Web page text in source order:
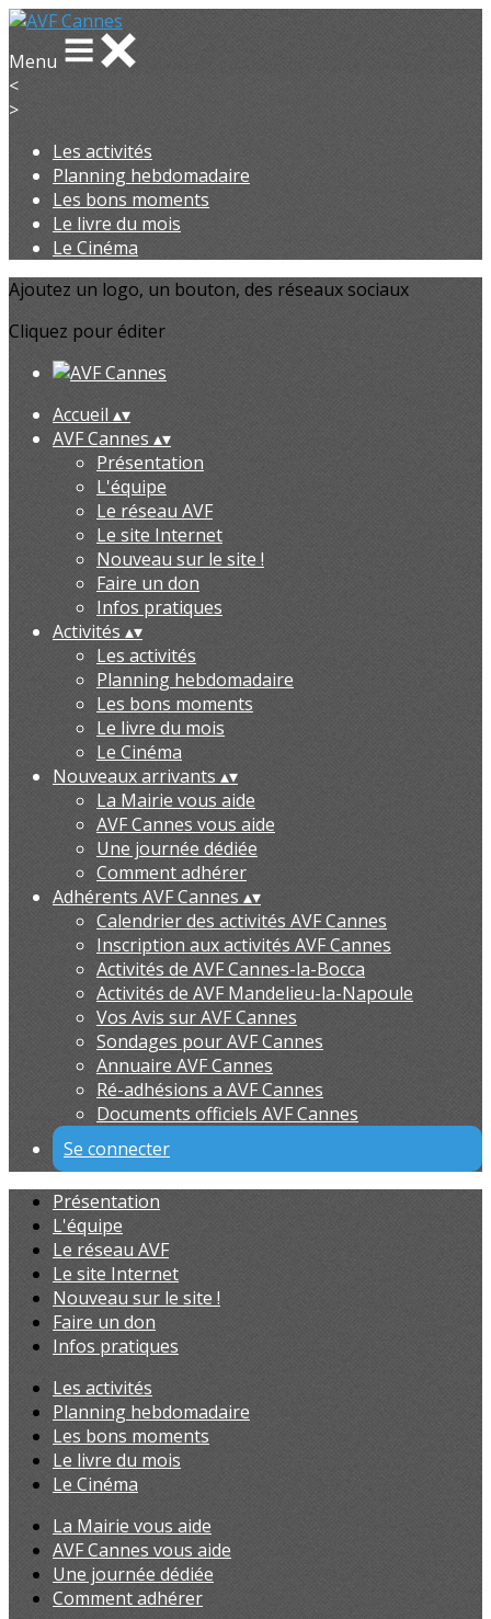
Menu
<
>
Les activités
Planning hebdomadaire
Les bons moments
Le livre du mois
Le Cinéma
Ajoutez un logo, un bouton, des réseaux sociaux
Cliquez pour éditer
Accueil ▴▾
AVF Cannes ▴▾
Présentation
L'équipe
Le réseau AVF
Le site Internet
Nouveau sur le site !
Faire un don
Infos pratiques
Activités ▴▾
Les activités
Planning hebdomadaire
Les bons moments
Le livre du mois
Le Cinéma
Nouveaux arrivants ▴▾
La Mairie vous aide
AVF Cannes vous aide
Une journée dédiée
Comment adhérer
Adhérents AVF Cannes ▴▾
Calendrier des activités AVF Cannes
Inscription aux activités AVF Cannes
Activités de AVF Cannes-la-Bocca
Activités de AVF Mandelieu-la-Napoule
Vos Avis sur AVF Cannes
Sondages pour AVF Cannes
Annuaire AVF Cannes
Ré-adhésions a AVF Cannes
Documents officiels AVF Cannes
Se connecter
Présentation
L'équipe
Le réseau AVF
Le site Internet
Nouveau sur le site !
Faire un don
Infos pratiques
Les activités
Planning hebdomadaire
Les bons moments
Le livre du mois
Le Cinéma
La Mairie vous aide
AVF Cannes vous aide
Une journée dédiée
Comment adhérer